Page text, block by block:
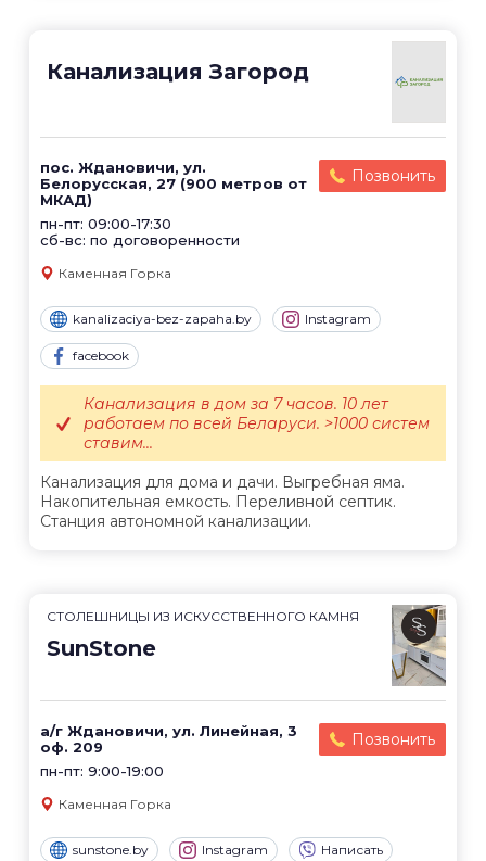
Канализация Загород
пос. Ждановичи, ул.
Белорусская, 27 (900 метров от
МКАД)
пн-пт: 09:00-17:30
сб-вс: по договоренности
Позвонить
Каменная Горка
kanalizaciya-bez-zapaha.by Instagram
facebook
Канализация для дома и дачи. Выгребная яма.
Накопительная емкость. Переливной септик.
Станция автономной канализации.
Канализация в дом за 7 часов. 10 лет
работаем по всей Беларуси. >1000 систем
ставим...
СТОЛЕШНИЦЫ ИЗ ИСКУССТВЕННОГО КАМНЯ
SunStone
а/г Ждановичи, ул. Линейная, 3
оф. 209
пн-пт: 9:00-19:00
Позвонить
Каменная Горка
sunstone.by Instagram Написать